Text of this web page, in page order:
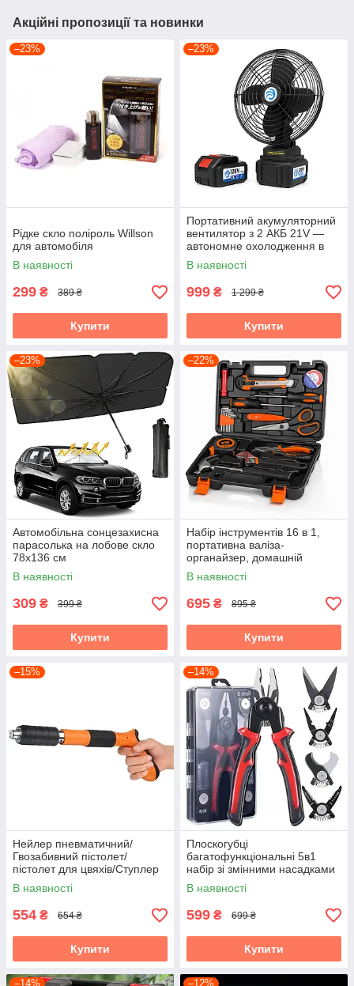
Акційні пропозиції та новинки
–23%
Рідке скло поліроль Willson
для автомобіля
В наявності
299 ₴ 389 ₴
Купити
–23%
Портативний акумуляторний
вентилятор з 2 АКБ 21V —
автономне охолодження в
будь-яких умовах
В наявності
999 ₴ 1 299 ₴
Купити
–23%
Автомобільна сонцезахисна
парасолька на лобове скло
78х136 см
В наявності
309 ₴ 399 ₴
Купити
–22%
Набір інструментів 16 в 1,
портативна валіза-
органайзер, домашній
ремонтний комплект із
молотком, викрутками
В наявності
695 ₴ 895 ₴
Купити
–15%
Нейлер пневматичний/
Гвозабивний пістолет/
пістолет для цвяхів/Ступлер
пневматичний
В наявності
554 ₴ 654 ₴
Купити
–14%
Плоскогубці
багатофункціональні 5в1
набір зі змінними насадками
кусачки бокоріз ножиці
стрипер
В наявності
599 ₴ 699 ₴
Купити
–14% –12%